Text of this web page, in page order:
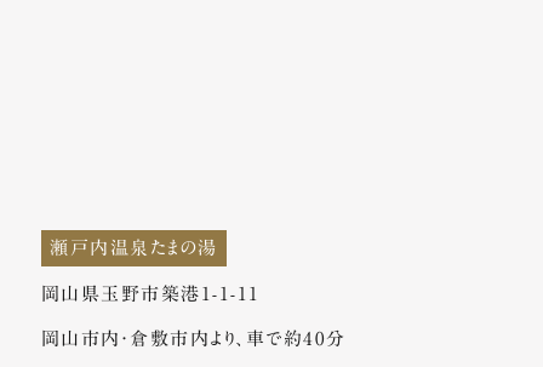
瀬戸内温泉たまの湯
岡山県玉野市築港1-1-11
岡山市内・倉敷市内より、車で約40分